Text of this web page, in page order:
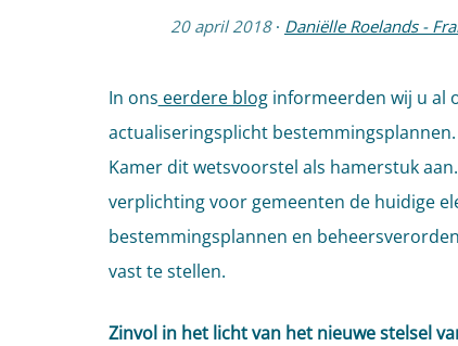
20 april 2018 · Daniëlle Roelands -
In ons eerdere bloginformeerden wij u al
actualiseringsplicht
Kamer dit wetsvoorstel als hamerstuk
verplichting voor gemeenten de huidige
bestemmingsplannen en
vast te stellen.
Zinvol in het licht van het nieuwe stelsel